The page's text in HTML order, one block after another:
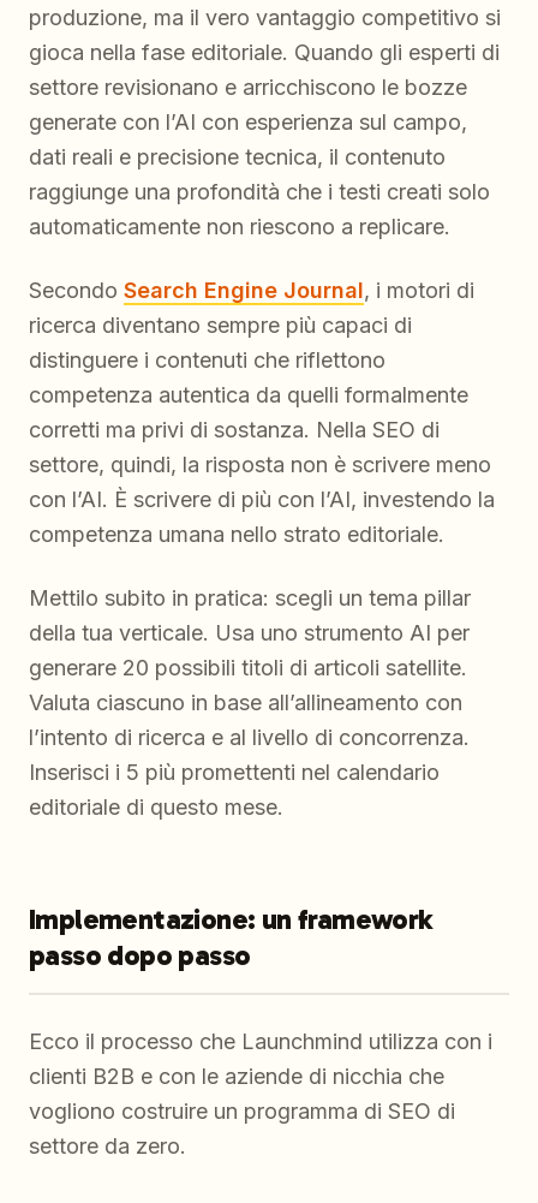
produzione, ma il vero vantaggio competitivo si
gioca nella fase editoriale. Quando gli esperti di
settore revisionano e arricchiscono le bozze
generate con l’AI con esperienza sul campo,
dati reali e precisione tecnica, il contenuto
raggiunge una profondità che i testi creati solo
automaticamente non riescono a replicare.
Secondo Search Engine Journal, i motori di
ricerca diventano sempre più capaci di
distinguere i contenuti che riflettono
competenza autentica da quelli formalmente
corretti ma privi di sostanza. Nella SEO di
settore, quindi, la risposta non è scrivere meno
con l’AI. È scrivere di più con l’AI, investendo la
competenza umana nello strato editoriale.
Mettilo subito in pratica: scegli un tema pillar
della tua verticale. Usa uno strumento AI per
generare 20 possibili titoli di articoli satellite.
Valuta ciascuno in base all’allineamento con
l’intento di ricerca e al livello di concorrenza.
Inserisci i 5 più promettenti nel calendario
editoriale di questo mese.
Implementazione: un framework
passo dopo passo
Ecco il processo che Launchmind utilizza con i
clienti B2B e con le aziende di nicchia che
vogliono costruire un programma di SEO di
settore da zero.